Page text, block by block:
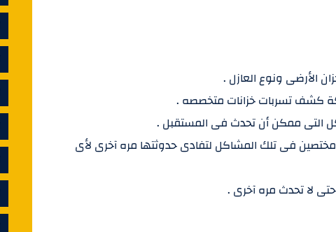
الأرضى ونوع العازل .
كشف تسربات خزانات متخصصه .
التى ممكن أن تحدث فى المستقبل .
فى تلك المشاكل لتفادى حدوثتها مره آخرى لأى
لا تحدث مره آخرى .